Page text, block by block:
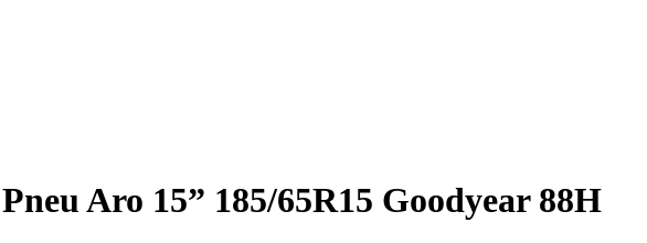
Aro 15” 185/65R15 Goodyear 88H